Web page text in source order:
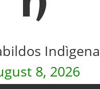
8, 2026